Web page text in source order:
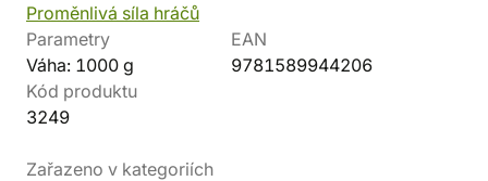
Proměnlivá síla hráčů
Parametry
Váha: 1000 g
EAN
9781589944206
Kód produktu
3249
Zařazeno v kategoriích